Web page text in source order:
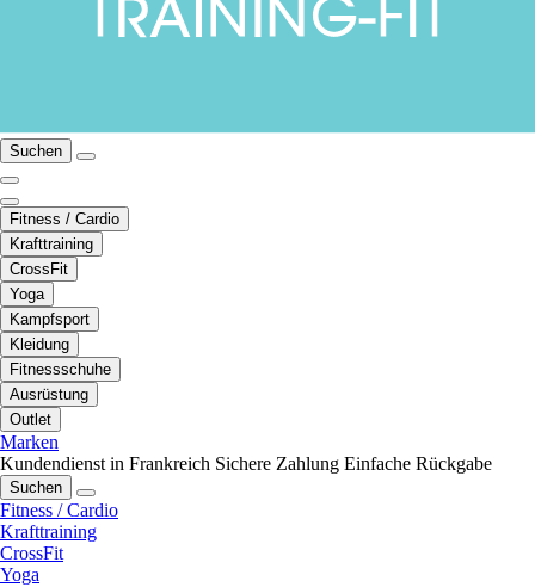
Suchen
Fitness / Cardio
Krafttraining
CrossFit
Yoga
Kampfsport
Kleidung
Fitnessschuhe
Ausrüstung
Outlet
Marken
Kundendienst in Frankreich Sichere Zahlung Einfache Rückgabe
Suchen
Fitness / Cardio
Krafttraining
CrossFit
Yoga